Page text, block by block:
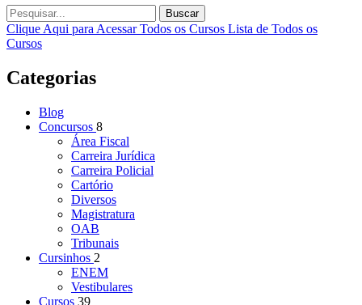
Buscar
Clique Aqui para Acessar Todos os Cursos Lista de Todos os
Cursos
Categorias
Blog
Concursos 8
Área Fiscal
Carreira Jurídica
Carreira Policial
Cartório
Diversos
Magistratura
OAB
Tribunais
Cursinhos 2
ENEM
Vestibulares
Cursos 39